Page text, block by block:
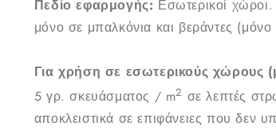
Πεδίο εφαρμογής: Εσωτερικοί χώροι.
μόνο σε μπαλκόνια και βεράντες (μόνο
Για χρήση σε εσωτερικούς χώρους
5 γρ. σκευάσματος / m2 σε λεπτές
αποκλειστικά σε επιφάνειες που δεν